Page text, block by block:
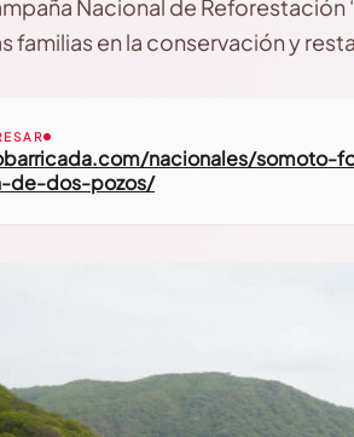
Nacional de
familias en la conservación y
nacionales/
de-dos-pozos/